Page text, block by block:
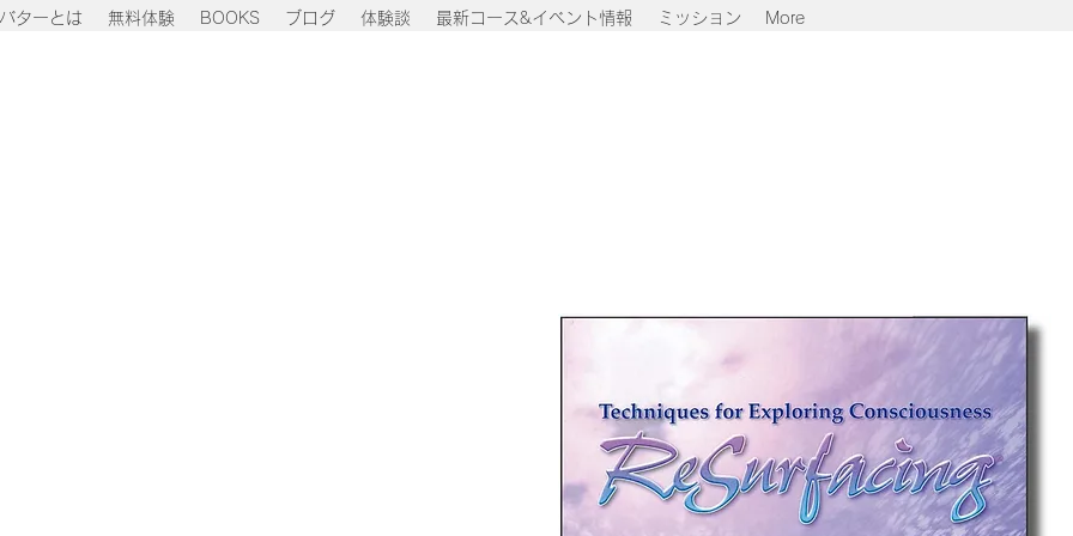
ターとは 無料体験 BOOKS ブログ 体験談 最新コース&イベント情報 ミッション More